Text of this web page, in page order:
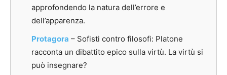
approfondendo la natura dell’errore e
dell’apparenza.
Protagora – Sofisti contro filosofi: Platone
racconta un dibattito epico sulla virtù. La virtù si
può insegnare?